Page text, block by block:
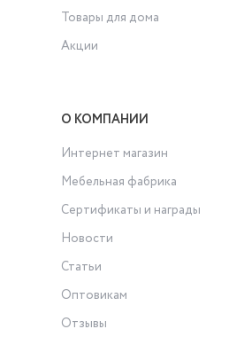
Товары для дома
Акции
О КОМПАНИИ
Интернет магазин
Мебельная фабрика
Сертификаты и награды
Новости
Статьи
Оптовикам
Отзывы